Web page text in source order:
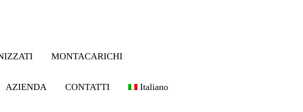
MONTACARICHI
AZIENDA CONTATTI Italiano